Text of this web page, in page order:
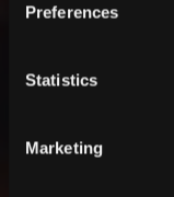
Preferences
Statistics
Marketing